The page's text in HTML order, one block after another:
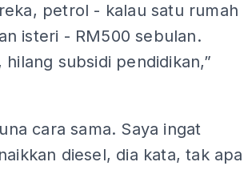
petrol - kalau satu rumah
isteri - RM500 sebulan.
subsidi pendidikan,”
cara sama. Saya ingat
diesel, dia kata, tak apa